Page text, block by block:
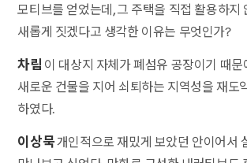
모티브를 얻었는데, 그 주택을 직접 활용하지
새롭게 짓겠다고 생각한 이유는 무엇인가?
차림 이 대상지 자체가 폐섬유 공장이기 때문
새로운 건물을 지어 쇠퇴하는 지역성을 재도
하였다.
이상묵개인적으로 재밌게 보았던 안이어서